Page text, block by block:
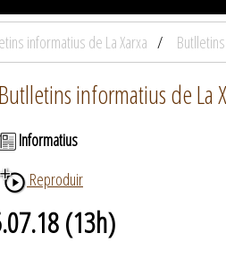
informatius de La Xarxa
Butlletins informatius de La
Informatius
Reproduir
(13h)